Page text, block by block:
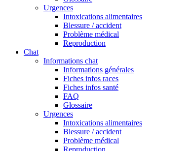
Urgences
Intoxications alimentaires
Blessure / accident
Problème médical
Reproduction
Chat
Informations chat
Informations générales
Fiches infos races
Fiches infos santé
FAQ
Glossaire
Urgences
Intoxications alimentaires
Blessure / accident
Problème médical
Reproduction